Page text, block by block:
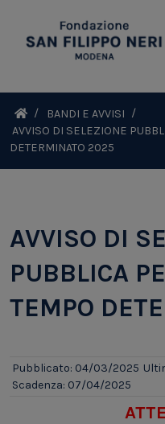
BANDI E AVVISI
AVVISO DI SELEZIONE
DETERMINATO 2025
AVVISO DI
PUBBLICA
TEMPO
Pubblicato: 04/03/2025
Scadenza: 07/04/2025